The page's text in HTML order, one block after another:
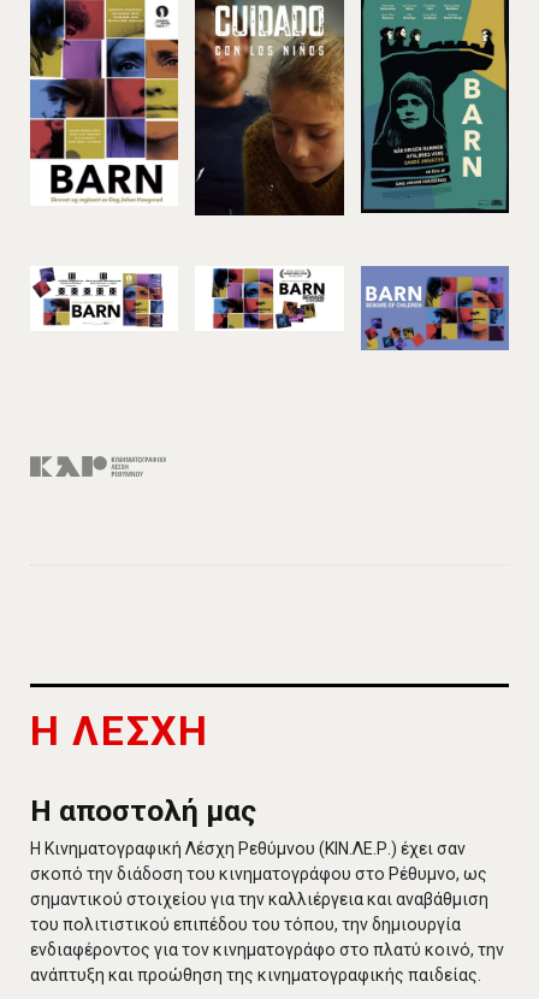
Η ΛΕΣΧΗ
Η αποστολή μας
Η Κινηματογραφική Λέσχη Ρεθύμνου (ΚΙΝ.ΛΕ.Ρ.) έχει σαν
σκοπό την διάδοση του κινηματογράφου στο Ρέθυμνο, ως
σημαντικού στοιχείου για την καλλιέργεια και αναβάθμιση
του πολιτιστικού επιπέδου του τόπου, την δημιουργία
ενδιαφέροντος για τον κινηματογράφο στο πλατύ κοινό, την
ανάπτυξη και προώθηση της κινηματογραφικής παιδείας.